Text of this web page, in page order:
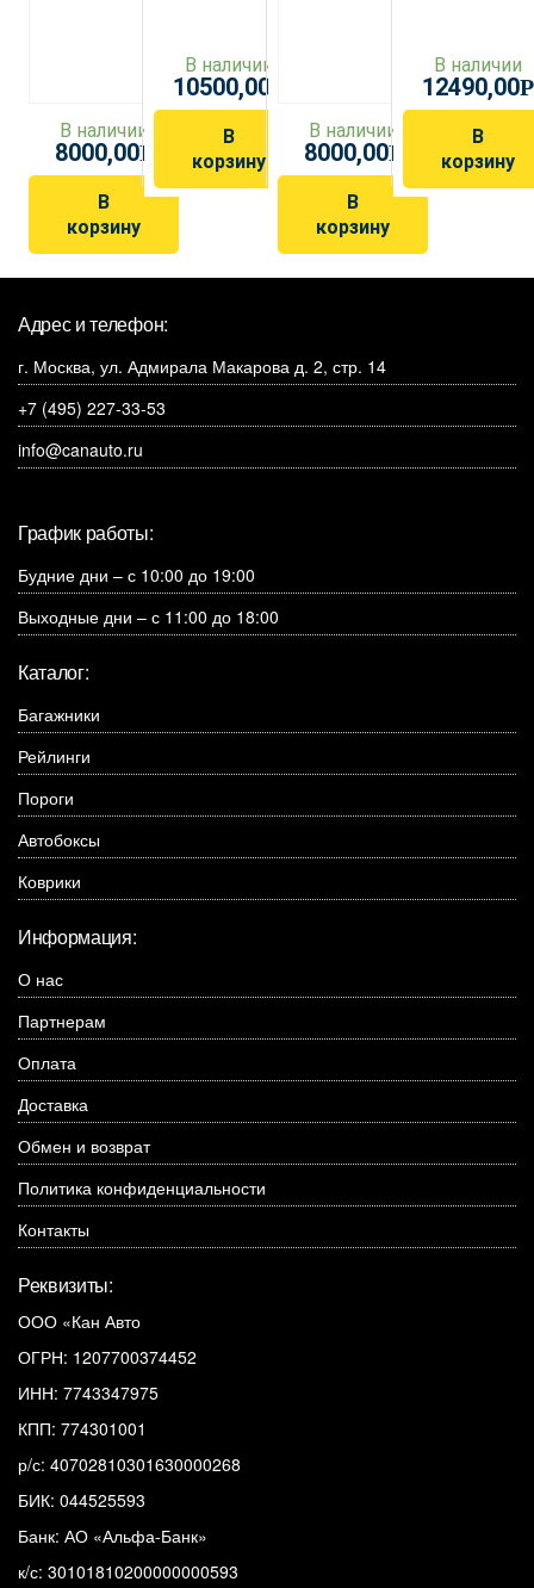
В наличии
8000,00Р
В
корзину
В наличии
10500,00
В
корзину
В наличии
8000,00Р
В
корзину
В наличии
12490,00Р
В
корзину
Адрес и телефон:
г. Москва, ул. Адмирала Макарова д. 2, стр. 14
+7 (495) 227-33-53
info@canauto.ru
График работы:
Будние дни – с 10:00 до 19:00
Выходные дни – с 11:00 до 18:00
Каталог:
Багажники
Рейлинги
Пороги
Автобоксы
Коврики
Информация:
О нас
Партнерам
Оплата
Доставка
Обмен и возврат
Политика конфиденциальности
Контакты
Реквизиты:
ООО «Кан Авто
ОГРН: 1207700374452
ИНН: 7743347975
КПП: 774301001
р/с: 40702810301630000268
БИК: 044525593
Банк: АО «Альфа-Банк»
к/с: 30101810200000000593